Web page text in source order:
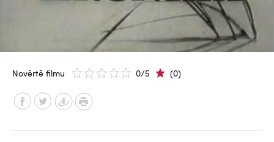
Novērtē filmu 0/5 (0)